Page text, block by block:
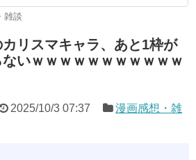
雑談
カリスマキャラ、あと1枠が
いｗｗｗｗｗｗｗｗｗｗｗ
2025/10/3 07:37
漫画感想・雑